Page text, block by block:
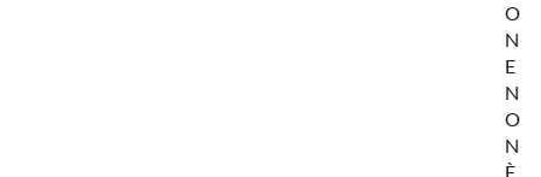
O
N
E
N
O
N
È